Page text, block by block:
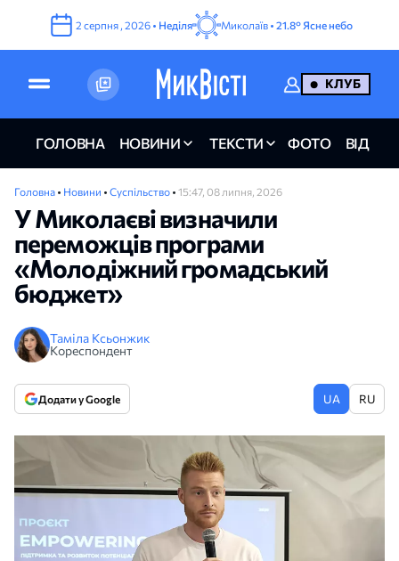
2 серпня , 2026 • Неділя Миколаїв • 21.8° Ясне небо
КЛУБ
ГОЛОВНА НОВИНИ ТЕКСТИ ФОТО ВІДЕО
Головна • Новини • Суспільство • 15:47, 08 липня, 2026
У Миколаєві визначили
переможців програми
«Молодіжний громадський
бюджет»
Таміла Ксьонжик
Кореспондент
Додати у Google UA RU